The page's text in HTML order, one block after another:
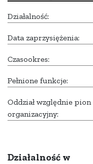
Działalność:
Data zaprzysiężenia:
Czasookres:
Pełnione funkcje:
Oddział względnie pion
organizacyjny:
Działalność w